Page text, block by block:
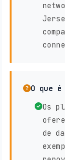
O que
Os
de